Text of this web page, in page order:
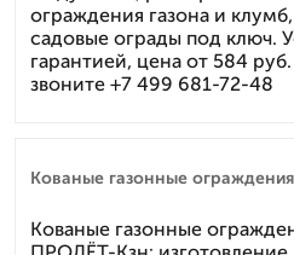
ограждения газона и
садовые ограды под ключ.
гарантией, цена от 584 руб.
звоните +7 499 681-72-48
Кованые газонные
Кованые газонные